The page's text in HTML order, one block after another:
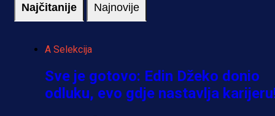
Najčitanije Najnovije
A Selekcija
Sve je gotovo: Edin Džeko donio
odluku, evo gdje nastavlja